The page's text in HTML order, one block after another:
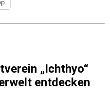
„Ichthyo“
entdecken